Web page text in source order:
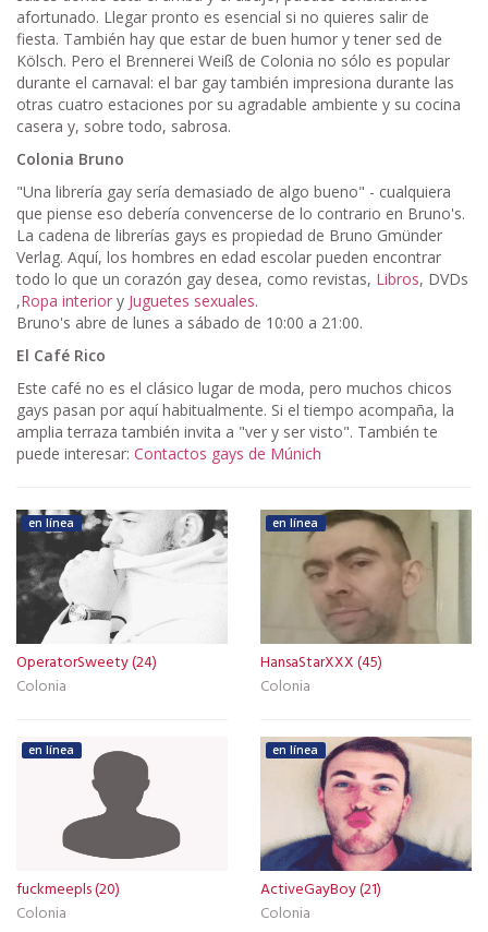
afortunado. Llegar pronto es esencial si no quieres salir de
fiesta. También hay que estar de buen humor y tener sed de
Kölsch. Pero el Brennerei Weiß de Colonia no sólo es popular
durante el carnaval: el bar gay también impresiona durante las
otras cuatro estaciones por su agradable ambiente y su cocina
casera y, sobre todo, sabrosa.
Colonia Bruno
"Una librería gay sería demasiado de algo bueno" - cualquiera
que piense eso debería convencerse de lo contrario en Bruno's.
La cadena de librerías gays es propiedad de Bruno Gmünder
Verlag. Aquí, los hombres en edad escolar pueden encontrar
todo lo que un corazón gay desea, como revistas, Libros, DVDs
,Ropa interior y Juguetes sexuales.
Bruno's abre de lunes a sábado de 10:00 a 21:00.
El Café Rico
Este café no es el clásico lugar de moda, pero muchos chicos
gays pasan por aquí habitualmente. Si el tiempo acompaña, la
amplia terraza también invita a "ver y ser visto". También te
puede interesar: Contactos gays de Múnich
en línea
OperatorSweety (24)
Colonia
en línea
HansaStarXXX (45)
Colonia
en línea
fuckmeepls (20)
Colonia
en línea
ActiveGayBoy (21)
Colonia